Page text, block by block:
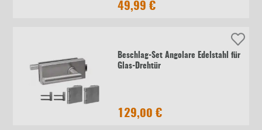
49,99 €
Beschlag-Set Angolare Edelstahl für
Glas-Drehtür
129,00 €